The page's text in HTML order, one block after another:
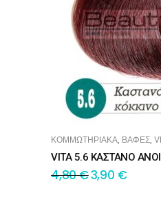
ΠΡΟΣΘΉΚΗ ΣΤΟ
ΚΟΜΜΩΤΗΡΙΑΚΑ, ΒΑΦΕΣ,
VITA 5.6 ΚΑΣΤΑΝΟ
4,80€3,90 €